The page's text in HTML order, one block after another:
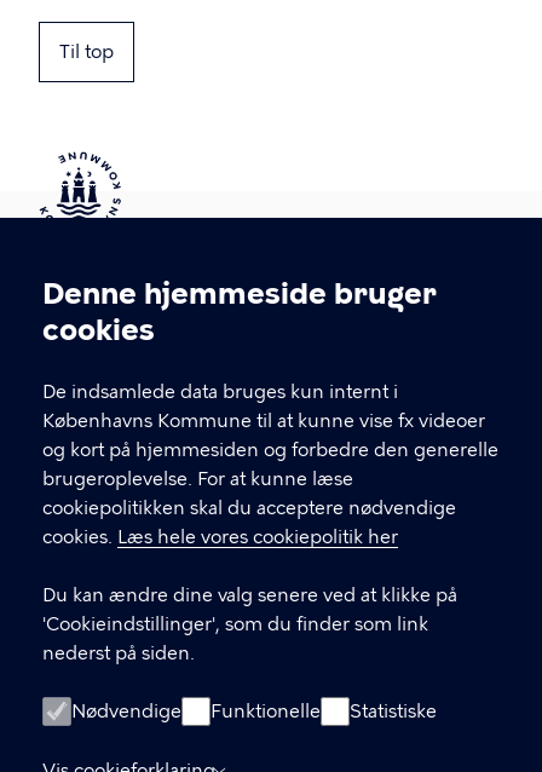
Cookieindstillinger
Denne hjemmeside bruger
cookies
De indsamlede data bruges kun internt i
Københavns Kommune til at kunne vise fx videoer
og kort på hjemmesiden og forbedre den generelle
brugeroplevelse. For at kunne læse
cookiepolitikken skal du acceptere nødvendige
cookies. Læs hele vores cookiepolitik her
Du kan ændre dine valg senere ved at klikke på
'Cookieindstillinger', som du finder som link
nederst på siden.
Nødvendige Funktionelle Statistiske
Til top
Kontakt Københavns Kommune
T
fFind andre kontakter her
CVR-nummer64942212
GENVEJE
Digital Post
Databeskyttelse
Tilgængelighedserklæring